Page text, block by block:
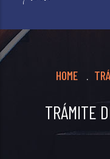
HOME .
TRÁMITE